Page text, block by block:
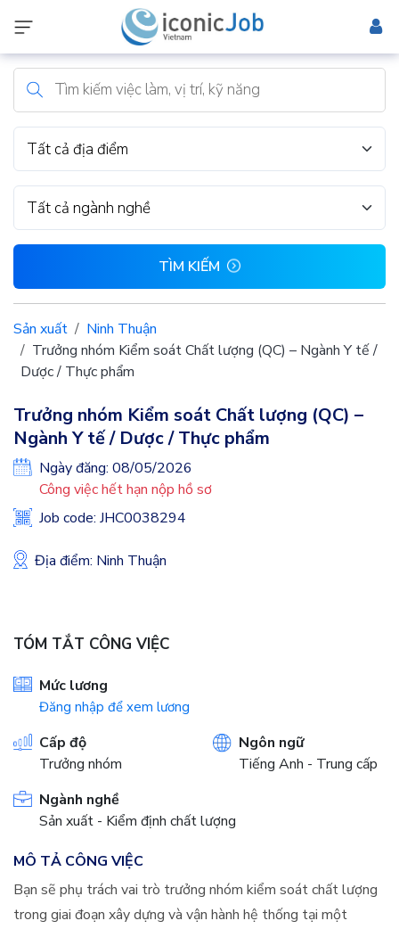
Tất cả địa điểm
Tất cả ngành nghề
TÌM KIẾM
Sản xuất
Ninh Thuận
Trưởng nhóm Kiểm soát Chất lượng (QC) – Ngành Y tế /
Dược / Thực phẩm
Trưởng nhóm Kiểm soát Chất lượng (QC) –
Ngành Y tế / Dược / Thực phẩm
Ngày đăng: 08/05/2026
Công việc hết hạn nộp hồ sơ
Job code: JHC0038294
Địa điểm: Ninh Thuận
TÓM TẮT CÔNG VIỆC
Mức lương
Đăng nhập để xem lương
Cấp độ
Trưởng nhóm
Ngôn ngữ
Tiếng Anh - Trung cấp
Ngành nghề
Sản xuất - Kiểm định chất lượng
MÔ TẢ CÔNG VIỆC
Bạn sẽ phụ trách vai trò trưởng nhóm kiểm soát chất lượng
trong giai đoạn xây dựng và vận hành hệ thống tại một